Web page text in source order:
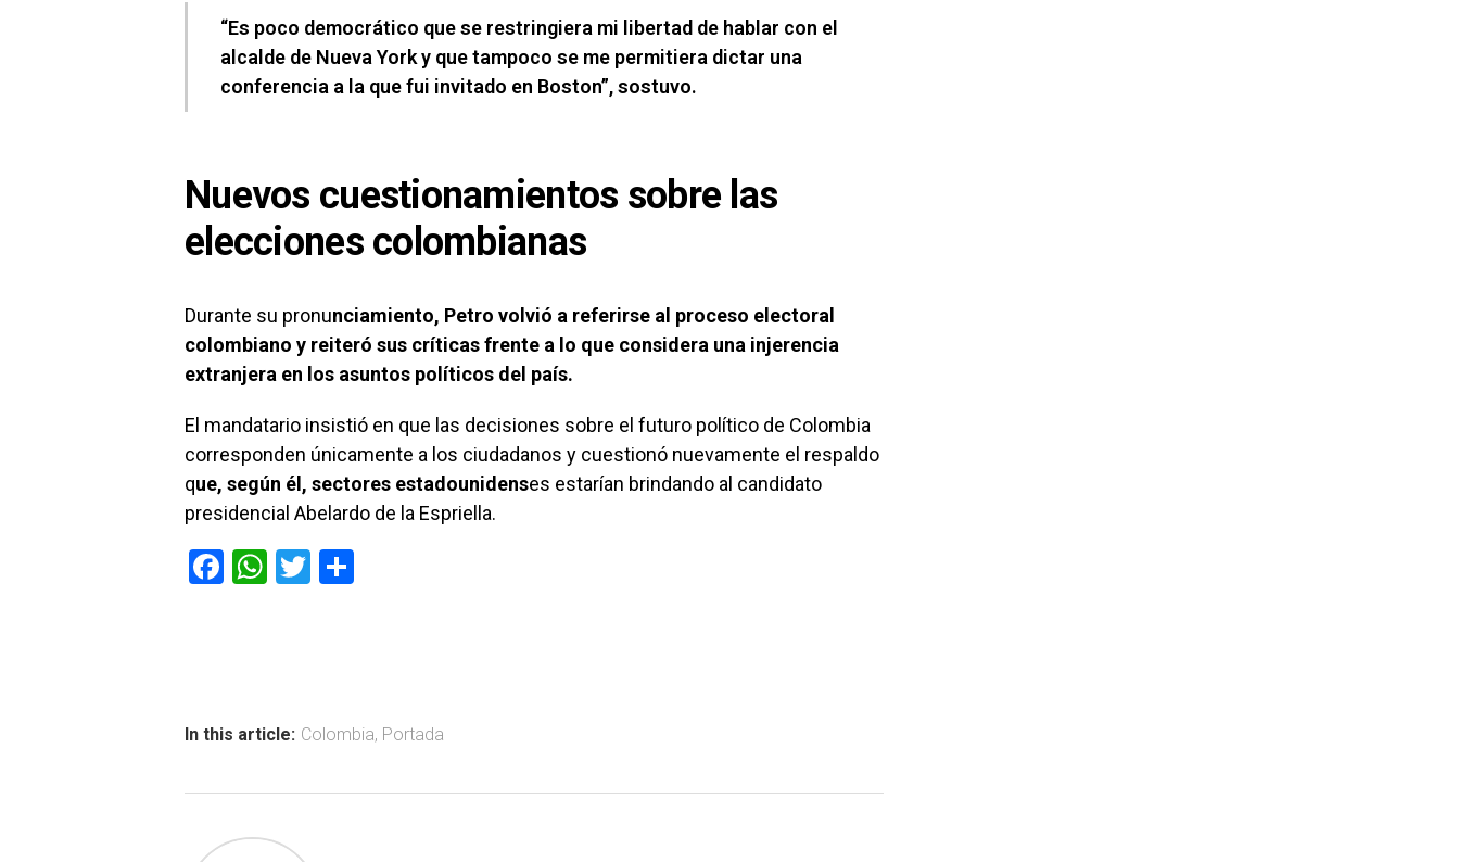
“Es poco democrático que se restringiera mi libertad de hablar con el
alcalde de Nueva York y que tampoco se me permitiera dictar una
conferencia a la que fui invitado en Boston”, sostuvo.
Nuevos cuestionamientos sobre las
elecciones colombianas
Durante su pronunciamiento, Petro volvió a referirse al proceso electoral
colombiano y reiteró sus críticas frente a lo que considera una injerencia
extranjera en los asuntos políticos del país.
El mandatario insistió en que las decisiones sobre el futuro político de Colombia
corresponden únicamente a los ciudadanos y cuestionó nuevamente el respaldo
que, según él, sectores estadounidenses estarían brindando al candidato
presidencial Abelardo de la Espriella.
F
ok
W
p
T
tir
In this article: Colombia, Portada